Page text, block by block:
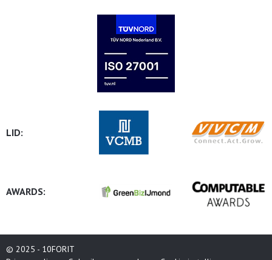
LID:
AWARDS:
© 2025 - 10FORIT